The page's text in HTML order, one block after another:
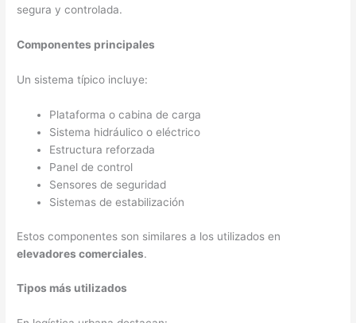
segura y controlada.
Componentes principales
Un sistema típico incluye:
Plataforma o cabina de carga
Sistema hidráulico o eléctrico
Estructura reforzada
Panel de control
Sensores de seguridad
Sistemas de estabilización
Estos componentes son similares a los utilizados en
elevadores comerciales.
Tipos más utilizados